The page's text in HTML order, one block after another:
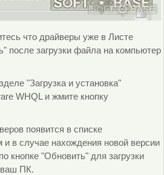
что драйверы уже в Листе
после загрузки файла на компьютер
"Загрузка и установка"
WHQL и жмите кнопку
появится в списке
и в случае нахождения новой версии
кнопке "Обновить" для загрузки
ваш ПК.